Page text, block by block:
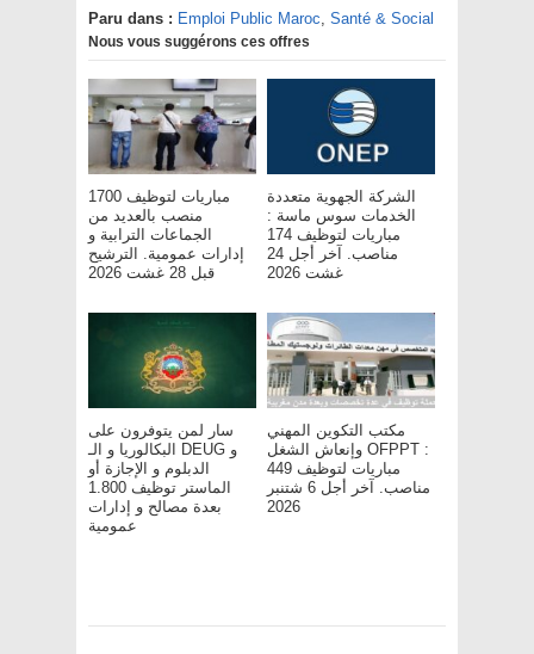
Paru dans : Emploi Public Maroc, Santé & Social
Nous vous suggérons ces offres
مباريات لتوظيف 1700
منصب بالعديد من
الجماعات الترابية و
إدارات عمومية. الترشيح
قبل 28 غشت 2026
الشركة الجهوية متعددة
الخدمات سوس ماسة :
مباريات لتوظيف 174
مناصب. آخر أجل 24
غشت 2026
سار لمن يتوفرون على
البكالوريا و الـ DEUG و
الدبلوم و الإجازة أو
الماستر توظيف 1.800
بعدة مصالح و إدارات
عمومية
مكتب التكوين المهني
وإنعاش الشغل OFPPT :
مباريات لتوظيف 449
مناصب. آخر أجل 6 شتنبر
2026